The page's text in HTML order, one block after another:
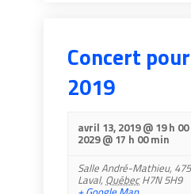
Concert
2019
avril 13, 2019 @ 19 h
2029 @ 17 h 00 min
Salle André-Mathieu,
Laval, Québec H7N 5H9